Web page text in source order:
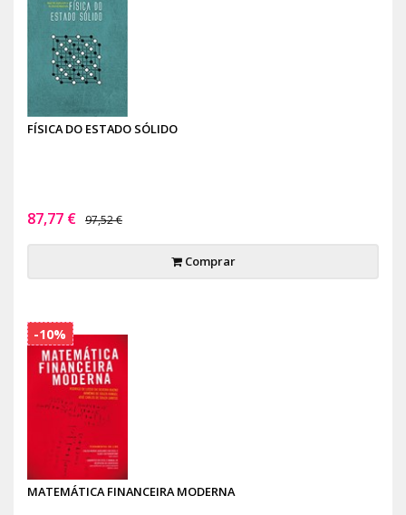
FÍSICA DO ESTADO SÓLIDO
87,77 € 97,52 €
Comprar
MATEMÁTICA FINANCEIRA MODERNA
-10%